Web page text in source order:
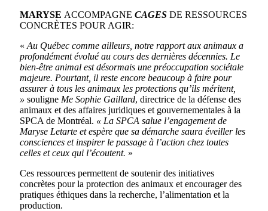
MARYSE ACCOMPAGNE CAGES DE RESSOURCES
CONCRÈTES POUR AGIR:
« Au Québec comme ailleurs, notre rapport aux animaux a
profondément évolué au cours des dernières décennies. Le
bien-être animal est désormais une préoccupation sociétale
majeure. Pourtant, il reste encore beaucoup à faire pour
assurer à tous les animaux les protections qu’ils méritent,
» souligne Me Sophie Gaillard, directrice de la défense des
animaux et des affaires juridiques et gouvernementales à la
SPCA de Montréal. « La SPCA salue l’engagement de
Maryse Letarte et espère que sa démarche saura éveiller les
consciences et inspirer le passage à l’action chez toutes
celles et ceux qui l’écoutent. »
Ces ressources permettent de soutenir des initiatives
concrètes pour la protection des animaux et encourager des
pratiques éthiques dans la recherche, l’alimentation et la
production.